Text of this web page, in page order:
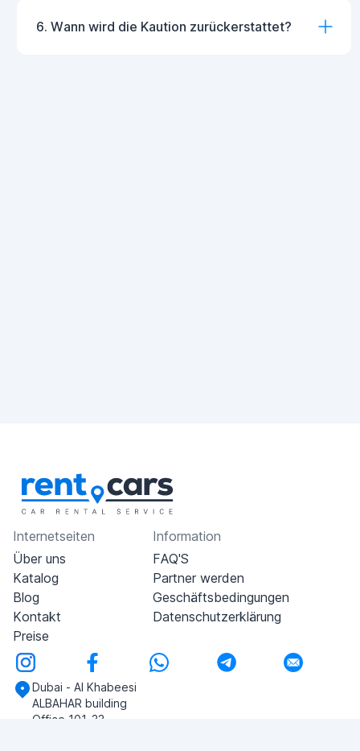
6. Wann wird die Kaution zurückerstattet?
Internetseiten
Über uns
Katalog
Blog
Kontakt
Preise
Information
FAQ'S
Partner werden
Geschäftsbedingungen
Datenschutzerklärung
Dubai - Al Khabeesi
ALBAHAR building
Office 101-33